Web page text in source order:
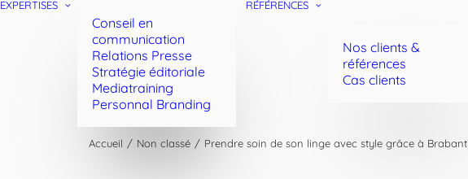
EXPERTISES
Conseil en
communication
Relations Presse
Stratégie éditoriale
Mediatraining
Personnal Branding
RÉFÉRENCES
Nos clients &
références
Cas clients
Accueil Non classé Prendre soin de son linge avec style grâce à